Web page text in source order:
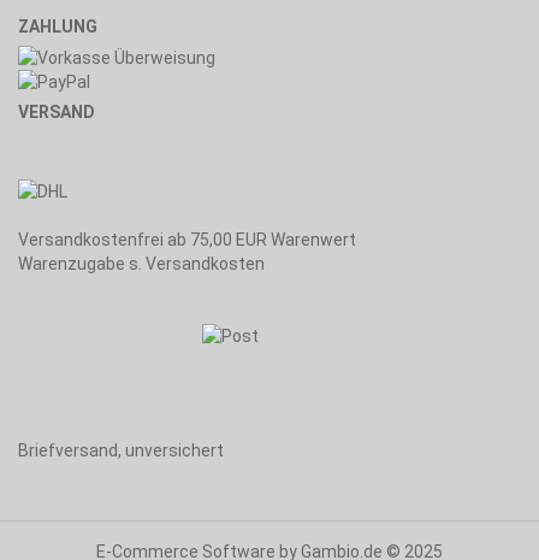
ZAHLUNG
VERSAND
Versandkostenfrei ab 75,00 EUR Warenwert
Warenzugabe s. Versandkosten
Briefversand, unversichert
E-Commerce Software by Gambio.de © 2025